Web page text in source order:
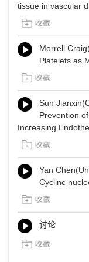
tissue in vascular
Morrell
Platelets as
Sun
Prevention
Increasing
Yan
Cyclinc
讨论